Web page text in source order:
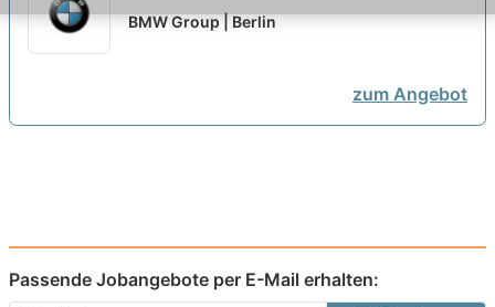
Automatisierungstechnik (w/m/x)
BMW Group | Berlin
zum Angebot
Passende Jobangebote per E-Mail erhalten: